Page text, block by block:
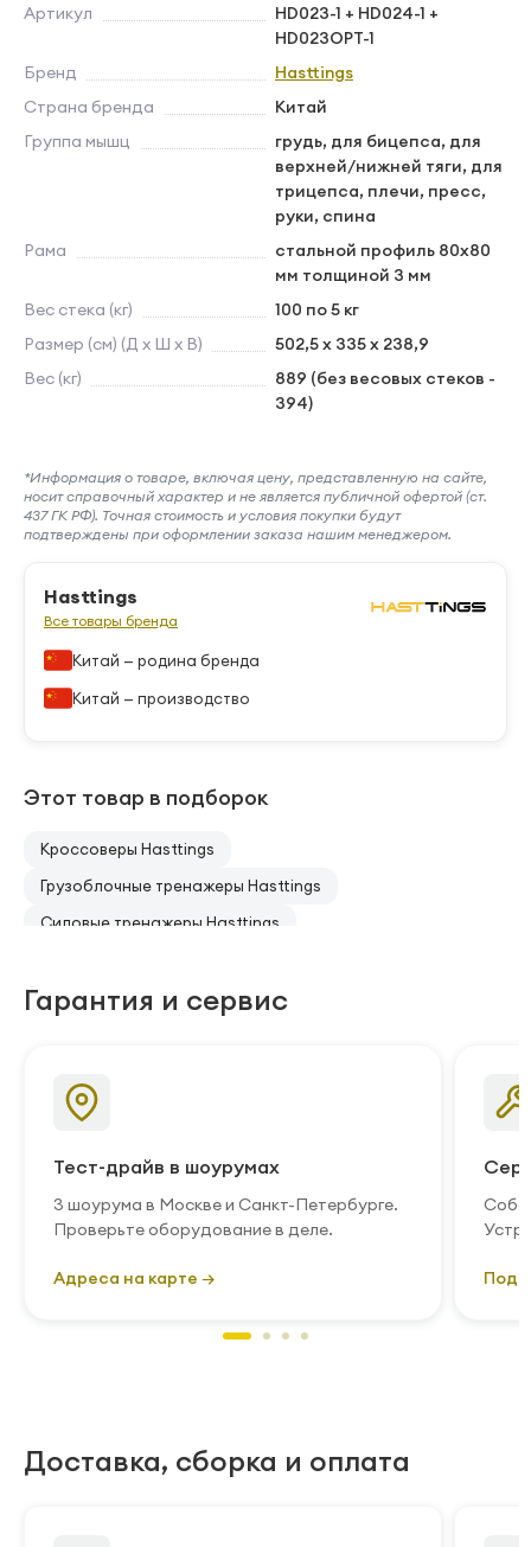
Артикул
HD023-1 + HD024-1 +
HD023OPT-1
Бренд
Hasttings
Страна бренда
Китай
Группа мышц
грудь, для бицепса, для
верхней/нижней тяги, для
трицепса, плечи, пресс,
руки, спина
Рама
стальной профиль 80х80
мм толщиной 3 мм
Вес стека (кг)
100 по 5 кг
Размер (см) (Д х Ш х В)
502,5 х 335 х 238,9
Вес (кг)
889 (без весовых стеков -
394)
*Информация о товаре, включая цену, представленную на сайте,
носит справочный характер и не является публичной офертой (ст.
437 ГК РФ). Точная стоимость и условия покупки будут
подтверждены при оформлении заказа нашим менеджером.
Hasttings
Все товары бренда
Китай — родина бренда
Китай — производство
Этот товар в подборок
Кроссоверы Hasttings
Грузоблочные тренажеры Hasttings
Силовые тренажеры Hasttings
Гарантия и сервис
Тест-драйв в шоурумах
3 шоурума в Москве и Санкт-Петербурге.
Проверьте оборудование в деле.
Адреса на карте →
Доставка, сборка и оплата